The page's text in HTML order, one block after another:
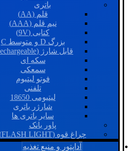
باتری
قلم (AA)
نیم قلم (AAA)
کتابی (9V)
بزرگ D و متوسط C
قابل شارژ (Rechargeable)
سکه ای
سمعکی
فوتو لیتیوم
تلفنی
لیتیومی 18650
شارژر باتری
سایر باتری ها
پاور بانک
چراغ قوه (FLASH LIGHT)
آداپتور و منبع تغذیه